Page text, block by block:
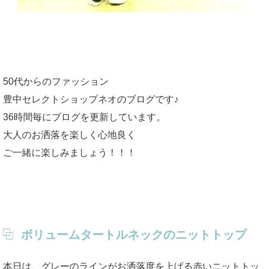
50代からのファッション
豊中セレクトショップネオのブログです♪
36時間毎にブログを更新しています。
大人のお洒落を楽しく心地良く
ご一緒に楽しみましょう！！！
ボリュームタートルネックのニットトップ
本日は、グレーのラインがお洒落度を上げる赤いニットトッ